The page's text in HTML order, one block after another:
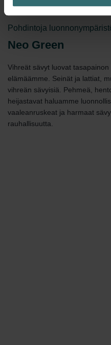
Pohdintoja
Neo Green
Vihreät sävyt luovat
elämäämme. Seinät ja lattiat,
vihreän sävyisiä. Pehmeä,
heijastavat haluamme
vaaleanruskeat ja harmaat
rauhallisuutta.